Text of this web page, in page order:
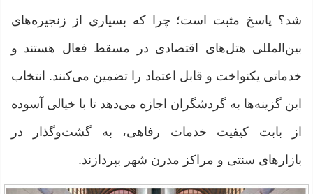
شد؟ پاسخ مثبت است؛ چرا که بسیاری از زنجیره‌های
بین‌المللی هتل‌های اقتصادی در مسقط فعال هستند و
خدماتی یکنواخت و قابل اعتماد را تضمین می‌کنند. انتخاب
این گزینه‌ها به گردشگران اجازه می‌دهد تا با خیالی آسوده
از بابت کیفیت خدمات رفاهی، به گشت‌وگذار در
بازارهای سنتی و مراکز مدرن شهر بپردازند.